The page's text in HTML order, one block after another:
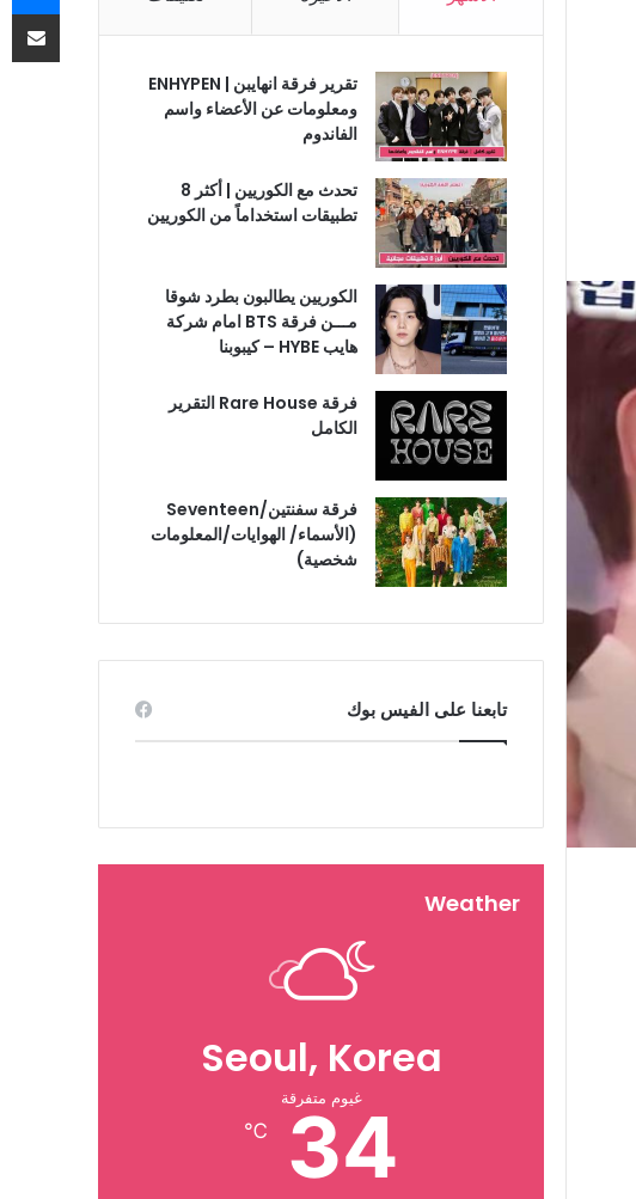
تقرير فرقة انهايبن | ENHYPEN
ومعلومات عن الأعضاء واسم
الفاندوم
تحدث مع الكوريين | أكثر 8
تطبيقات استخداماً من الكوريين
الكوريين يطالبون بطرد شوقا
مـــن فرقة BTS امام شركة
هايب HYBE – كيبوبنا
فرقة Rare House التقرير
الكامل
فرقة سفنتين/Seventeen
(الأسماء/ الهوايات/المعلومات
شخصية)
تابعنا على الفيس بوك
Weather
Seoul, Korea
غيوم متفرقة
34
℃